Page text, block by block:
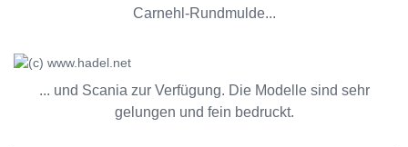
Carnehl-Rundmulde...
... und Scania zur Verfügung. Die Modelle sind sehr
gelungen und fein bedruckt.